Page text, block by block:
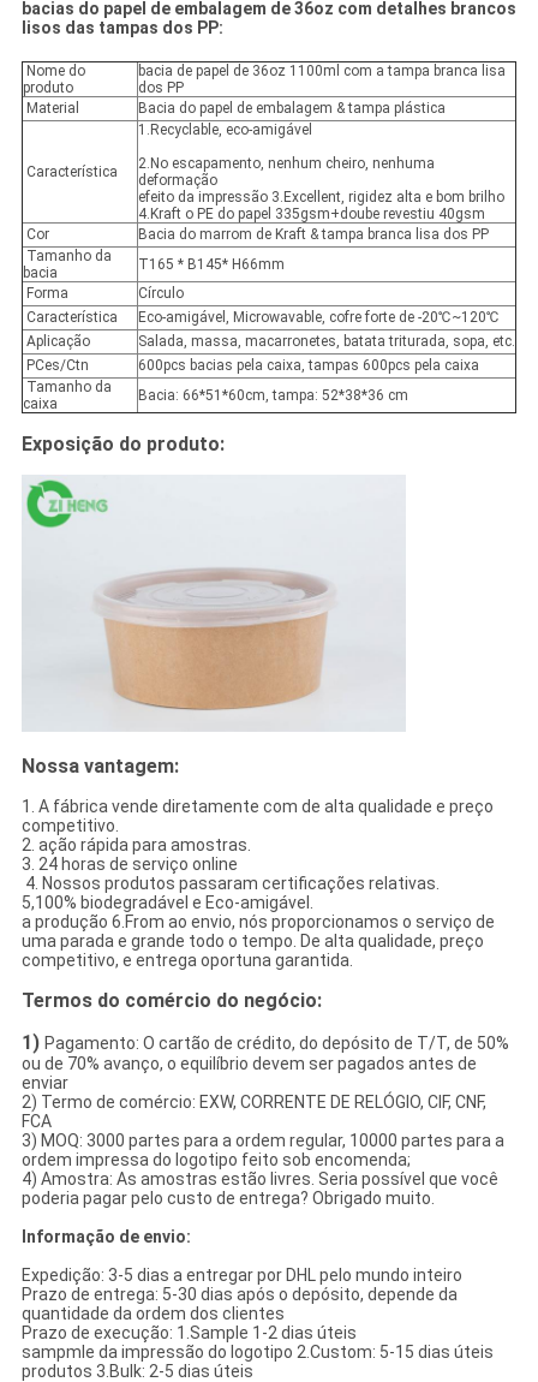
bacias do papel de embalagem de 36oz com detalhes brancos
lisos das tampas dos PP:
Nome do
produto
bacia de papel de 36oz 1100ml com a tampa branca lisa
dos PP
Material
Bacia do papel de embalagem & tampa plástica
Característica
1.Recyclable, eco-amigável
2.No escapamento, nenhum cheiro, nenhuma
deformação
efeito da impressão 3.Excellent, rigidez alta e bom brilho
4.Kraft o PE do papel 335gsm+doube revestiu 40gsm
Cor
Bacia do marrom de Kraft & tampa branca lisa dos PP
Tamanho da
bacia
T165 * B145* H66mm
Forma
Círculo
Característica
Eco-amigável, Microwavable, cofre forte de -20℃~120℃
Aplicação
Salada, massa, macarronetes, batata triturada, sopa, etc.
PCes/Ctn
600pcs bacias pela caixa, tampas 600pcs pela caixa
Tamanho da
caixa
Bacia: 66*51*60cm, tampa: 52*38*36 cm
Exposição do produto:
Nossa vantagem:
1. A fábrica vende diretamente com de alta qualidade e preço
competitivo.
2. ação rápida para amostras.
3. 24 horas de serviço online
4. Nossos produtos passaram certificações relativas.
5,100% biodegradável e Eco-amigável.
a produção 6.From ao envio, nós proporcionamos o serviço de
uma parada e grande todo o tempo. De alta qualidade, preço
competitivo, e entrega oportuna garantida.
Termos do comércio do negócio:
1) Pagamento: O cartão de crédito, do depósito de T/T, de 50%
ou de 70% avanço, o equilíbrio devem ser pagados antes de
enviar
2) Termo de comércio: EXW, CORRENTE DE RELÓGIO, CIF, CNF,
FCA
3) MOQ: 3000 partes para a ordem regular, 10000 partes para a
ordem impressa do logotipo feito sob encomenda;
4) Amostra: As amostras estão livres. Seria possível que você
poderia pagar pelo custo de entrega? Obrigado muito.
Informação de envio:
Expedição: 3-5 dias a entregar por DHL pelo mundo inteiro
Prazo de entrega: 5-30 dias após o depósito, depende da
quantidade da ordem dos clientes
Prazo de execução: 1.Sample 1-2 dias úteis
sampmle da impressão do logotipo 2.Custom: 5-15 dias úteis
produtos 3.Bulk: 2-5 dias úteis